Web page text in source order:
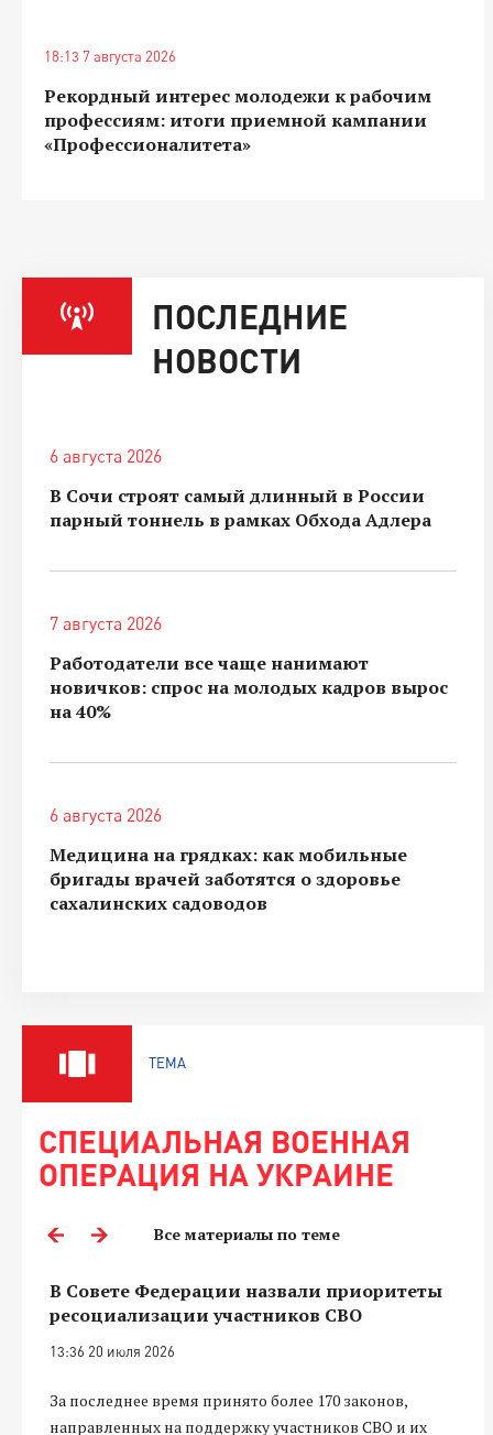
18:13 7 августа 2026
Рекордный интерес молодежи к рабочим
профессиям: итоги приемной кампании
«Профессионалитета»
ПОСЛЕДНИЕ
НОВОСТИ
6 августа 2026
В Сочи строят самый длинный в России
парный тоннель в рамках Обхода Адлера
7 августа 2026
Работодатели все чаще нанимают
новичков: спрос на молодых кадров вырос
на 40%
6 августа 2026
Медицина на грядках: как мобильные
бригады врачей заботятся о здоровье
сахалинских садоводов
ТЕМА
СПЕЦИАЛЬНАЯ ВОЕННАЯ
ОПЕРАЦИЯ НА УКРАИНЕ
Все материалы по теме
В Совете Федерации назвали приоритеты
ресоциализации участников СВО
13:36 20 июля 2026
За последнее время принято более 170 законов,
направленных на поддержку участников СВО и их